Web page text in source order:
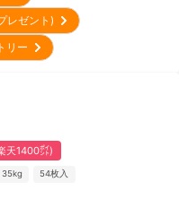
レゼント)
リー
天1400㌽)
35kg 54枚入